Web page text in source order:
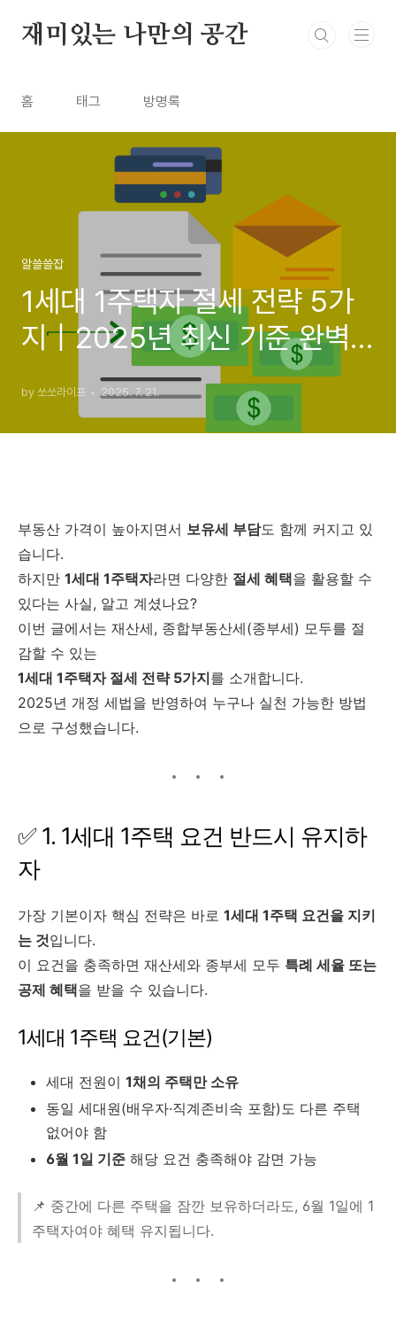
재미있는 나만의 공간
홈 태그 방명록
알쓸쓸잡
1세대 1주택자 절세 전략 5가
지｜2025년 최신 기준 완벽
by 쏘쏘라이프 2025. 7. 21.
부동산 가격이 높아지면서 보유세 부담도 함께 커지고 있
습니다.
하지만 1세대 1주택자라면 다양한 절세 혜택을 활용할 수
있다는 사실, 알고 계셨나요?
이번 글에서는 재산세, 종합부동산세(종부세) 모두를 절
감할 수 있는
1세대 1주택자 절세 전략 5가지를 소개합니다.
2025년 개정 세법을 반영하여 누구나 실천 가능한 방법
으로 구성했습니다.
✅ 1. 1세대 1주택 요건 반드시 유지하
자
가장 기본이자 핵심 전략은 바로 1세대 1주택 요건을 지키
는 것입니다.
이 요건을 충족하면 재산세와 종부세 모두 특례 세율 또는
공제 혜택을 받을 수 있습니다.
1세대 1주택 요건(기본)
세대 전원이 1채의 주택만 소유
동일 세대원(배우자·직계존비속 포함)도 다른 주택
없어야 함
6월 1일 기준 해당 요건 충족해야 감면 가능
📌 중간에 다른 주택을 잠깐 보유하더라도, 6월 1일에 1
주택자여야 혜택 유지됩니다.